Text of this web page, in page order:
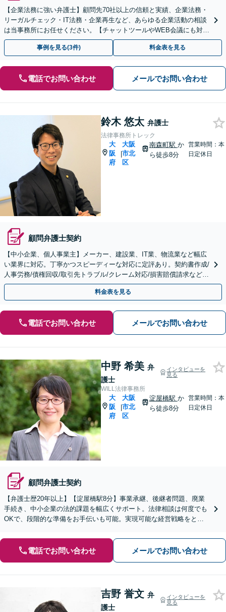
【企業法務に強い弁護士】顧問先70社以上の信頼と実績、企業法務・
リーガルチェック・IT法務・企業再生など、あらゆる企業活動の相談
は当事務所にお任せください。【チャットツールやWEB会議にも対
応】
事例を見る(3件) 料金表を見る
電話でお問い合わせ メールでお問い合わせ
鈴木 悠太 弁護士
法律事務所トレック
大
阪
府
|
大阪
市北
区
南森町駅 か
ら徒歩8分
営業時間：本
日定休日
顧問弁護士契約
【中小企業、個人事業主】メーカー、建設業、IT業、物流業など幅広
い業界に対応。丁寧かつスピーディーな対応に定評あり。契約書作成/
人事労務/債権回収/取引先トラブル/クレーム対応/損害賠償請求など
【顧問／スポット対応可】【Web面談可】
料金表を見る
電話でお問い合わせ メールでお問い合わせ
中野 希美 弁
護士
インタビューを
見る
WILL法律事務所
大
阪
府
|
大阪
市北
区
淀屋橋駅 か
ら徒歩8分
営業時間：本
日定休日
顧問弁護士契約
【弁護士歴20年以上】【淀屋橋駅8分】事業承継、後継者問題、廃業
手続き、中小企業の法的課題を幅広くサポート。法律相談は何度でも
OKで、段階的な準備をお手伝いも可能。実現可能な経営戦略をとも
電話でお問い合わせ メールでお問い合わせ
吉野 誉文 弁
護士
インタビューを
見る